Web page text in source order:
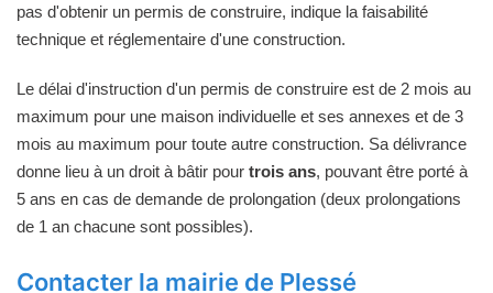
pas d'obtenir un permis de construire, indique la faisabilité
technique et réglementaire d'une construction.
Le délai d'instruction d'un permis de construire est de 2 mois au
maximum pour une maison individuelle et ses annexes et de 3
mois au maximum pour toute autre construction. Sa délivrance
donne lieu à un droit à bâtir pour trois ans, pouvant être porté à
5 ans en cas de demande de prolongation (deux prolongations
de 1 an chacune sont possibles).
Contacter la mairie de Plessé